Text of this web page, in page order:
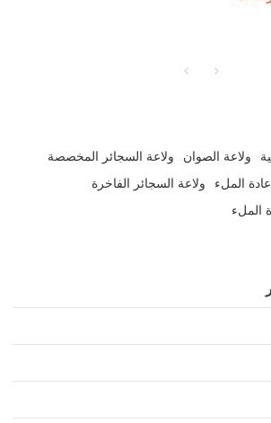
ولاعة الصوان ولاعة السجائر المخصصة
الملء ولاعة السجائر الفاخرة
الملء